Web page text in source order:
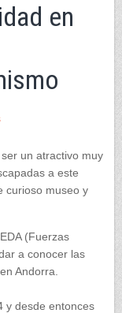
en
un atractivo muy
a este
curioso museo y
(Fuerzas
a conocer las
Andorra.
y desde entonces